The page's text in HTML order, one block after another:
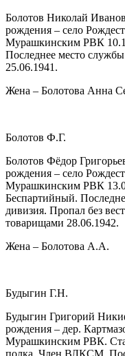
Болотов Николай
рождения – село
Мурашкинским РВК
Последнее место
25.06.1941.
Жена – Болотова Анна
Болотов Ф.Г.
Болотов Фёдор
рождения – село
Мурашкинским РВК
Беспартийный.
дивизия. Пропал без
товарищами 28.06.1942.
Жена – Болотова А.А.
Будыгин Г.Н.
Будыгин Григорий
рождения – дер.
Мурашкинским РВК.